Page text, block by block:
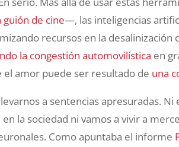
guión de cine—, las inteligencias
recursos en la desalinización
la congestión automovilística en
amor puede ser resultado de una
a sentencias apresuradas.
la sociedad ni vamos a vivir a
Como apuntaba el informe